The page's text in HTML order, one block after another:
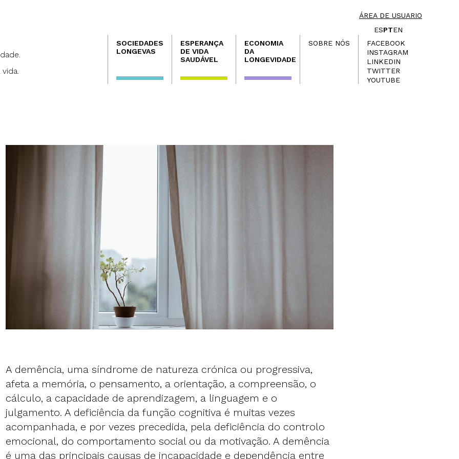
ÁREA DE USUARIO
ESPTEN
Navegación
principal
SOCIEDADES
LONGEVAS
ESPERANÇA
DE VIDA
SAUDÁVEL
ECONOMIA
DA
LONGEVIDADE
SOBRE NÓS
FACEBOOK
INSTAGRAM
LINKEDIN
TWITTER
YOUTUBE
A demência, uma síndrome de natureza crónica ou progressiva,
afeta a memória, o pensamento, a orientação, a compreensão, o
cálculo, a capacidade de aprendizagem, a linguagem e o
julgamento. A deficiência da função cognitiva é muitas vezes
acompanhada, e por vezes precedida, pela deficiência do controlo
emocional, do comportamento social ou da motivação. A demência
é uma das principais causas de incapacidade e dependência entre